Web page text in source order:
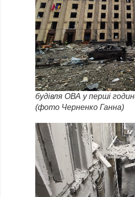
будівля ОВА у перші
(фото Черненко Ганна)